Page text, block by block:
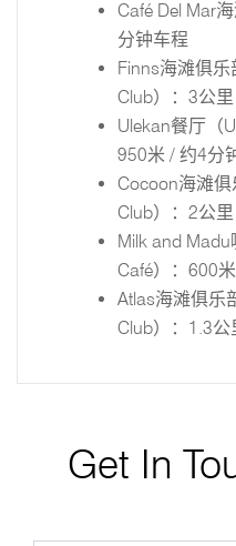
Café Del Mar
分钟车程
Finns海滩俱乐
Club）：3公
Ulekan餐厅（
950米 / 约4分
Cocoon海滩
Club）：2公
Milk and
Café）：600
Atlas海滩俱乐
Club）：1.3
Get In